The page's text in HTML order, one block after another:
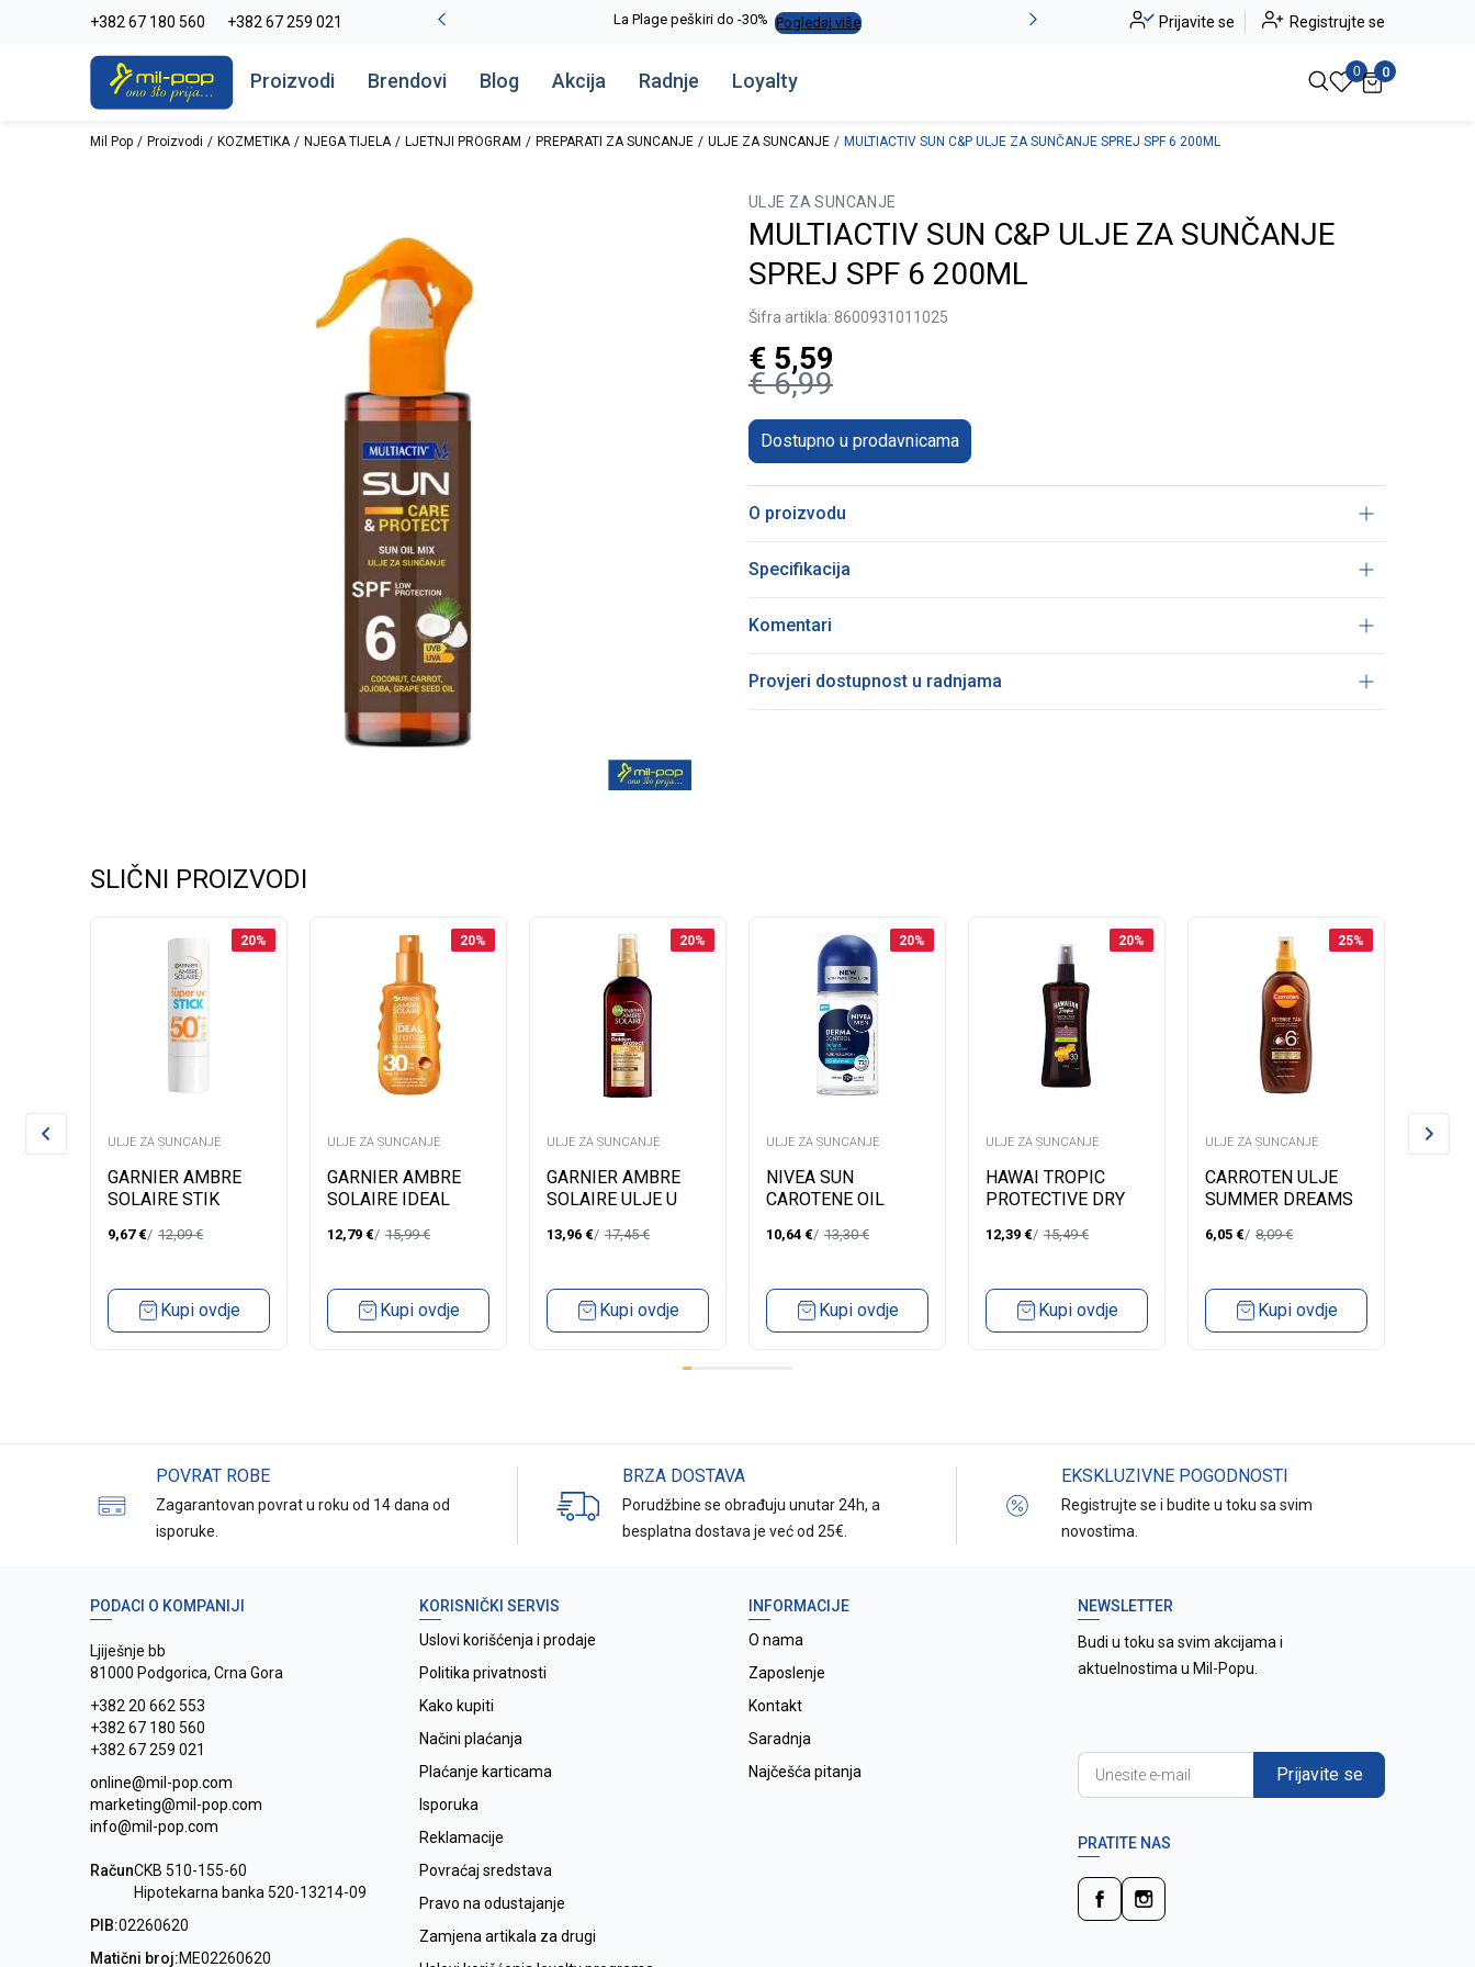
+382 67 180 560 +382 67 259 021
-20% na kompletan asortiman Pogledaj više La Plage peškiri do -30% Pogledaj više Alma Ras do -50% Pogledaj više
Prijavite se Registrujte se
Proizvodi Brendovi Blog Akcija Radnje Loyalty 0 0
Mil Pop Proizvodi KOZMETIKA NJEGA TIJELA LJETNJI PROGRAM PREPARATI ZA SUNCANJE ULJE ZA SUNCANJE MULTIACTIV SUN C&P ULJE ZA SUNČANJE SPREJ SPF 6 200ML
ULJE ZA SUNCANJE
MULTIACTIV SUN C&P ULJE ZA SUNČANJE
SPREJ SPF 6 200ML
Šifra artikla: 8600931011025
€ 6,99
€ 5,59
Dostupno u prodavnicama
O proizvodu
Specifikacija
Komentari
Provjeri dostupnost u radnjama
SLIČNI PROIZVODI
20%
ULJE ZA SUNCANJE
GARNIER AMBRE
SOLAIRE STIK
9,67 € 12,09€
Kupi ovdje
20%
ULJE ZA SUNCANJE
GARNIER AMBRE
SOLAIRE IDEAL
SPRAY SPF 30
12,79 € 15,99€
Kupi ovdje
20%
ULJE ZA SUNCANJE
GARNIER AMBRE
SOLAIRE ULJE U
150ML
13,96 € 17,45€
Kupi ovdje
20%
ULJE ZA SUNCANJE
NIVEA SUN
CAROTENE OIL
10,64 € 13,30€
Kupi ovdje
20%
ULJE ZA SUNCANJE
HAWAI TROPIC
PROTECTIVE DRY
200ML
12,39 € 15,49€
Kupi ovdje
25%
ULJE ZA SUNCANJE
CARROTEN ULJE
SUMMER DREAMS
6,05 € 8,09€
Kupi ovdje
ULJE ZA
POVRAT ROBE
Zagarantovan povrat u roku od 14 dana od
isporuke.
BRZA DOSTAVA
Porudžbine se obrađuju unutar 24h, a
besplatna dostava je već od 25€.
EKSKLUZIVNE POGODNOSTI
Registrujte se i budite u toku sa svim
novostima.
PODACI O KOMPANIJI
Ljiješnje bb
81000 Podgorica, Crna Gora
+382 20 662 553
+382 67 180 560
+382 67 259 021
online@mil-pop.com
marketing@mil-pop.com
info@mil-pop.com
RačunCKB 510-155-60
Hipotekarna banka 520-13214-09
PIB:02260620
Matični broj:ME02260620
KORISNIČKI SERVIS
Uslovi korišćenja i prodaje
Politika privatnosti
Kako kupiti
Načini plaćanja
Plaćanje karticama
Isporuka
Reklamacije
Povraćaj sredstava
Pravo na odustajanje
Zamjena artikala za drugi
INFORMACIJE
O nama
Zaposlenje
Kontakt
Saradnja
Najčešća pitanja
NEWSLETTER
Budi u toku sa svim akcijama i
aktuelnostima u Mil-Popu.
Prijavite se
PRATITE NAS